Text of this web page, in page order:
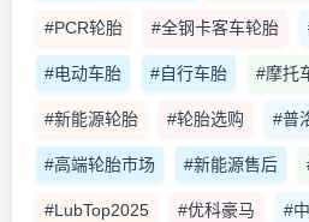
#PCR轮胎 #全钢卡客车轮胎
#电动车胎 #自行车胎 #摩托
#新能源轮胎 #轮胎选购 #普
#高端轮胎市场 #新能源售后
#LubTop2025 #优科豪马 #